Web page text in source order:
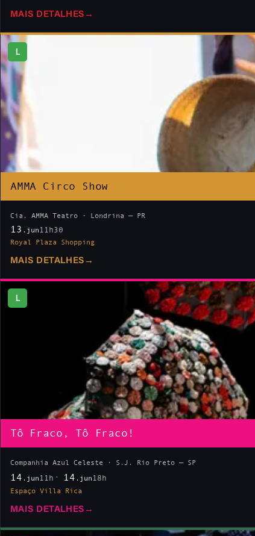
MAIS DETALHES →
L
AMMA Circo Show
Cia. AMMA Teatro · Londrina — PR
13 .jun11h30
Royal Plaza Shopping
MAIS DETALHES →
L
Tô Fraco, Tô Fraco!
Companhia Azul Celeste · S.J. Rio Preto — SP
14 .jun 11h 14 .jun 18h
Espaço Villa Rica
MAIS DETALHES →